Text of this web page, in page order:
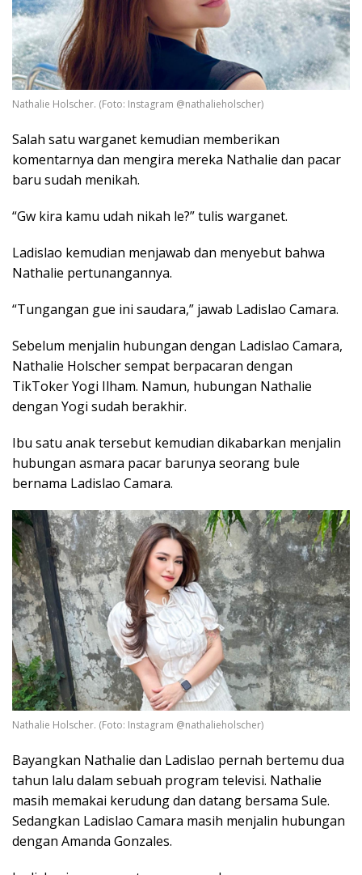
Nathalie Holscher. (Foto: Instagram @nathalieholscher)
Salah satu warganet kemudian memberikan
komentarnya dan mengira mereka Nathalie dan pacar
baru sudah menikah.
“Gw kira kamu udah nikah le?” tulis warganet.
Ladislao kemudian menjawab dan menyebut bahwa
Nathalie pertunangannya.
“Tungangan gue ini saudara,” jawab Ladislao Camara.
Sebelum menjalin hubungan dengan Ladislao Camara,
Nathalie Holscher sempat berpacaran dengan
TikToker Yogi Ilham. Namun, hubungan Nathalie
dengan Yogi sudah berakhir.
Ibu satu anak tersebut kemudian dikabarkan menjalin
hubungan asmara pacar barunya seorang bule
bernama Ladislao Camara.
Nathalie Holscher. (Foto: Instagram @nathalieholscher)
Bayangkan Nathalie dan Ladislao pernah bertemu dua
tahun lalu dalam sebuah program televisi. Nathalie
masih memakai kerudung dan datang bersama Sule.
Sedangkan Ladislao Camara masih menjalin hubungan
dengan Amanda Gonzales.